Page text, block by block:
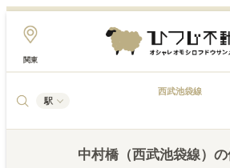
関東
駅
西武池袋線
中村橋（西武池袋線） の